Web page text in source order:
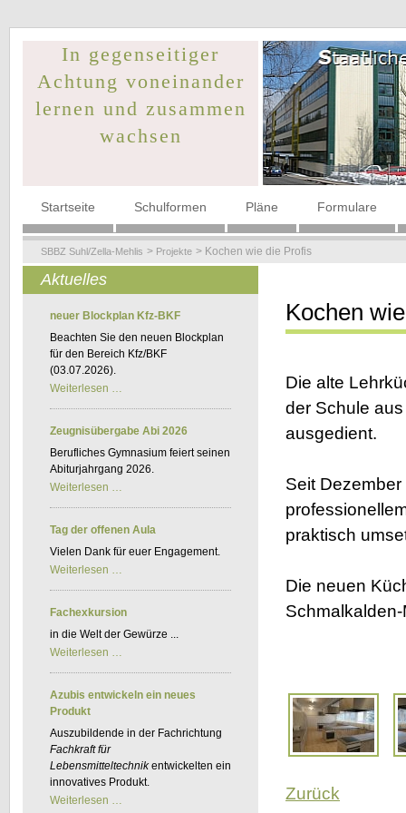
In gegenseitiger
Achtung voneinander
lernen und zusammen
wachsen
Navigation
Startseite Schulformen Pläne Formulare
SBBZ Suhl/Zella-Mehlis Projekte Kochen wie die Profis
Kochen
Die alte
der Schule
ausgedient.
Seit
praktisch
Die neuen
Zurück
Aktuelles
neuer Blockplan Kfz-BKF
Beachten Sie den neuen Blockplan
für den Bereich Kfz/BKF
(03.07.2026).
Weiterlesen …
Kfz-
BKF
Zeugnisübergabe Abi 2026
Berufliches Gymnasium feiert seinen
Abiturjahrgang 2026.
Weiterlesen …
2026
Tag der offenen Aula
Vielen Dank für euer Engagement.
Weiterlesen …
offenen
Aula
Fachexkursion
in die Welt der Gewürze ...
Weiterlesen …
Azubis entwickeln ein neues
Produkt
Auszubildende in der Fachrichtung
Fachkraft für
Lebensmitteltechnikentwickelten ein
innovatives Produkt.
Weiterlesen …